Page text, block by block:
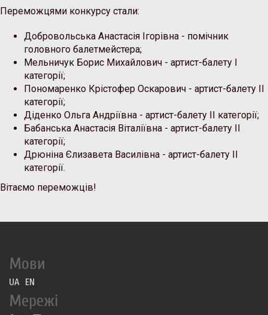
Переможцями конкурсу стали:
Добровольська Анастасія Ігорівна - помічник
головного балетмейстера;
Мельничук Борис Михайлович - артист-балету І
категорії;
Пономаренко Крістофер Оскарович - артист-балету ІІ
категорії;
Діденко Ольга Андріївна - артист-балету ІІ категорії;
Бабанська Анастасія Віталіївна - артист-балету ІІ
категорії;
Дрюніна Єлизавета Василівна - артист-балету ІІ
категорії.
Вітаємо переможців!
Мови
UA EN
Мережі